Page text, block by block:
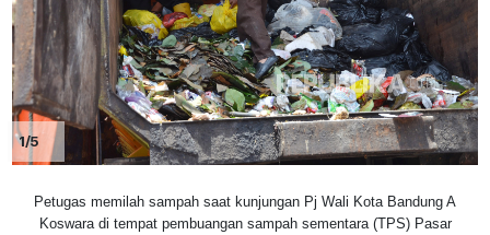
1/5
Petugas memilah sampah saat kunjungan Pj Wali Kota Bandung A
Koswara di tempat pembuangan sampah sementara (TPS) Pasar